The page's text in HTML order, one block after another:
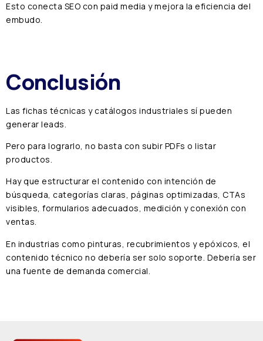
Esto conecta SEO con paid media y mejora la eficiencia del
embudo.
Conclusión
Las fichas técnicas y catálogos industriales sí pueden
generar leads.
Pero para lograrlo, no basta con subir PDFs o listar
productos.
Hay que estructurar el contenido con intención de
búsqueda, categorías claras, páginas optimizadas, CTAs
visibles, formularios adecuados, medición y conexión con
ventas.
En industrias como pinturas, recubrimientos y epóxicos, el
contenido técnico no debería ser solo soporte. Debería ser
una fuente de demanda comercial.